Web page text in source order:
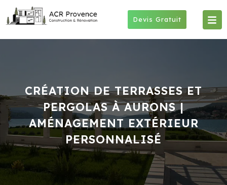
Devis Gratuit
CRÉATION DE TERRASSES ET
PERGOLAS À AURONS |
AMÉNAGEMENT EXTÉRIEUR
PERSONNALISÉ